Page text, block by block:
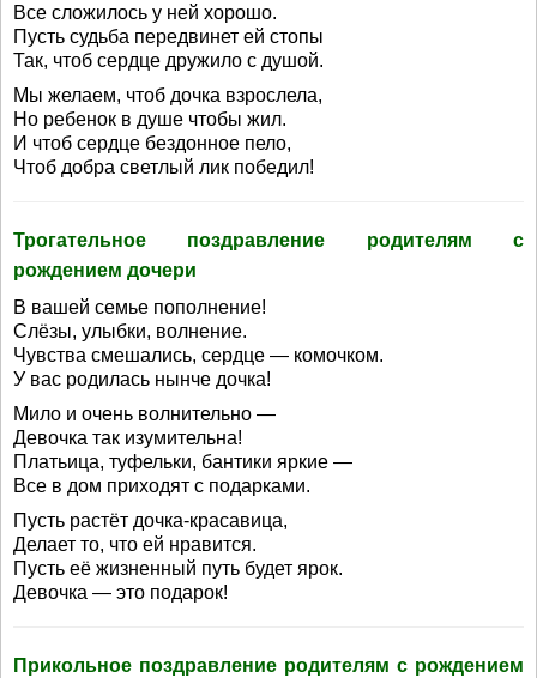
Все сложилось у ней хорошо.
Пусть судьба передвинет ей стопы
Так, чтоб сердце дружило с душой.
Мы желаем, чтоб дочка взрослела,
Но ребенок в душе чтобы жил.
И чтоб сердце бездонное пело,
Чтоб добра светлый лик победил!
Трогательное поздравление родителям с
рождением дочери
В вашей семье пополнение!
Слёзы, улыбки, волнение.
Чувства смешались, сердце — комочком.
У вас родилась нынче дочка!
Мило и очень волнительно —
Девочка так изумительна!
Платьица, туфельки, бантики яркие —
Все в дом приходят с подарками.
Пусть растёт дочка-красавица,
Делает то, что ей нравится.
Пусть её жизненный путь будет ярок.
Девочка — это подарок!
Прикольное поздравление родителям с рождением